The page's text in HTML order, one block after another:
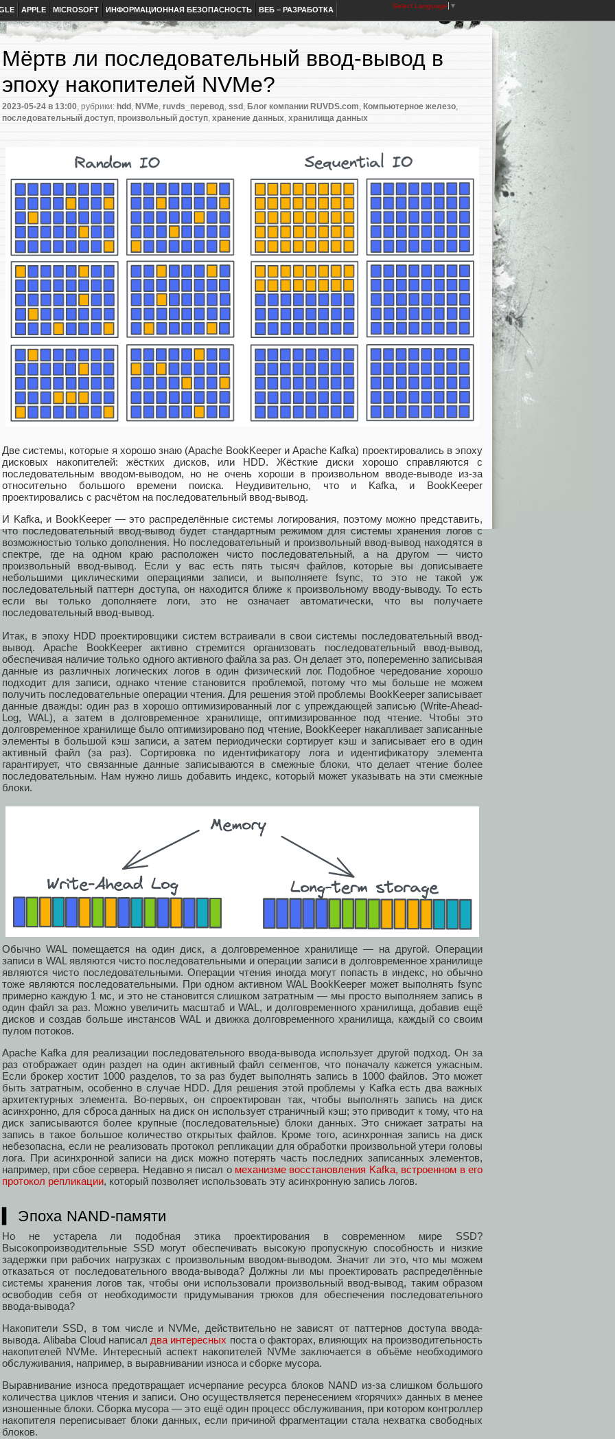
APPLE MICROSOFT ИНФОРМАЦИОННАЯ БЕЗОПАСНОСТЬ ВЕБ – РАЗРАБОТКА Select Language ▼
Мёртв ли последовательный ввод-вывод в
эпоху накопителей NVMe?
2023-05-24 в 13:00, рубрики: hdd , NVMe, ruvds_перевод, ssd , Блог компании RUVDS.com, Компьютерное железо,
последовательный доступ, произвольный доступ, хранение данных, хранилища данных
Две системы, которые я хорошо знаю (Apache BookKeeper и Apache Kafka) проектировались в эпоху
дисковых накопителей: жёстких дисков, или HDD. Жёсткие диски хорошо справляются с
последовательным вводом-выводом, но не очень хороши в произвольном вводе-выводе из-за
относительно большого времени поиска. Неудивительно, что и Kafka, и BookKeeper
проектировались с расчётом на последовательный ввод-вывод.
И Kafka, и BookKeeper — это распределённые системы логирования, поэтому можно представить,
что последовательный ввод-вывод будет стандартным режимом для системы хранения логов с
возможностью только дополнения. Но последовательный и произвольный ввод-вывод находятся в
спектре, где на одном краю расположен чисто последовательный, а на другом — чисто
произвольный ввод-вывод. Если у вас есть пять тысяч файлов, которые вы дописываете
небольшими циклическими операциями записи, и выполняете fsync, то это не такой уж
последовательный паттерн доступа, он находится ближе к произвольному вводу-выводу. То есть
если вы только дополняете логи, это не означает автоматически, что вы получаете
последовательный ввод-вывод.
Итак, в эпоху HDD проектировщики систем встраивали в свои системы последовательный ввод-
вывод. Apache BookKeeper активно стремится организовать последовательный ввод-вывод,
обеспечивая наличие только одного активного файла за раз. Он делает это, попеременно записывая
данные из различных логических логов в один физический лог. Подобное чередование хорошо
подходит для записи, однако чтение становится проблемой, потому что мы больше не можем
получить последовательные операции чтения. Для решения этой проблемы BookKeeper записывает
данные дважды: один раз в хорошо оптимизированный лог с упреждающей записью (Write-Ahead-
Log, WAL), а затем в долговременное хранилище, оптимизированное под чтение. Чтобы это
долговременное хранилище было оптимизировано под чтение, BookKeeper накапливает записанные
элементы в большой кэш записи, а затем периодически сортирует кэш и записывает его в один
активный файл (за раз). Сортировка по идентификатору лога и идентификатору элемента
гарантирует, что связанные данные записываются в смежные блоки, что делает чтение более
последовательным. Нам нужно лишь добавить индекс, который может указывать на эти смежные
блоки.
Обычно WAL помещается на один диск, а долговременное хранилище — на другой. Операции
записи в WAL являются чисто последовательными и операции записи в долговременное хранилище
являются чисто последовательными. Операции чтения иногда могут попасть в индекс, но обычно
тоже являются последовательными. При одном активном WAL BookKeeper может выполнять fsync
примерно каждую 1 мс, и это не становится слишком затратным — мы просто выполняем запись в
один файл за раз. Можно увеличить масштаб и WAL, и долговременного хранилища, добавив ещё
дисков и создав больше инстансов WAL и движка долговременного хранилища, каждый со своим
пулом потоков.
Apache Kafka для реализации последовательного ввода-вывода использует другой подход. Он за
раз отображает один раздел на один активный файл сегментов, что поначалу кажется ужасным.
Если брокер хостит 1000 разделов, то за раз будет выполнять запись в 1000 файлов. Это может
быть затратным, особенно в случае HDD. Для решения этой проблемы у Kafka есть два важных
архитектурных элемента. Во-первых, он спроектирован так, чтобы выполнять запись на диск
асинхронно, для сброса данных на диск он использует страничный кэш; это приводит к тому, что на
диск записываются более крупные (последовательные) блоки данных. Это снижает затраты на
запись в такое большое количество открытых файлов. Кроме того, асинхронная запись на диск
небезопасна, если не реализовать протокол репликации для обработки произвольной утери головы
лога. При асинхронной записи на диск можно потерять часть последних записанных элементов,
например, при сбое сервера. Недавно я писал о механизме восстановления Kafka, встроенном в его
протокол репликации, который позволяет использовать эту асинхронную запись логов.
▍ Эпоха NAND-памяти
Но не устарела ли подобная этика проектирования в современном мире SSD?
Высокопроизводительные SSD могут обеспечивать высокую пропускную способность и низкие
задержки при рабочих нагрузках с произвольным вводом-выводом. Значит ли это, что мы можем
отказаться от последовательного ввода-вывода? Должны ли мы проектировать распределённые
системы хранения логов так, чтобы они использовали произвольный ввод-вывод, таким образом
освободив себя от необходимости придумывания трюков для обеспечения последовательного
ввода-вывода?
Накопители SSD, в том числе и NVMe, действительно не зависят от паттернов доступа ввода-
вывода. Alibaba Cloud написал два интересных поста о факторах, влияющих на производительность
накопителей NVMe. Интересный аспект накопителей NVMe заключается в объёме необходимого
обслуживания, например, в выравнивании износа и сборке мусора.
Выравнивание износа предотвращает исчерпание ресурса блоков NAND из-за слишком большого
количества циклов чтения и записи. Оно осуществляется перенесением «горячих» данных в менее
изношенные блоки. Сборка мусора — это ещё один процесс обслуживания, при котором контроллер
накопителя переписывает блоки данных, если причиной фрагментации стала нехватка свободных
блоков.